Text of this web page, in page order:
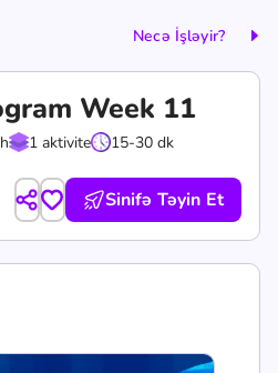
Necə İşləyir?
Week 11
1 aktivite
15-30 dk
Sinifə Təyin Et